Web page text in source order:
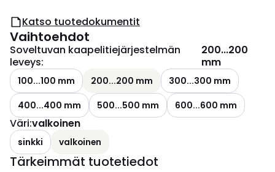
Katso tuotedokumentit
Vaihtoehdot
Soveltuvan kaapelitiejärjestelmän
leveys:
200...200
mm
100...100 mm 200...200 mm
300...300 mm
400...400 mm
500...500 mm 600...600 mm
Väri:valkoinen
sinkki valkoinen
Tärkeimmät tuotetiedot